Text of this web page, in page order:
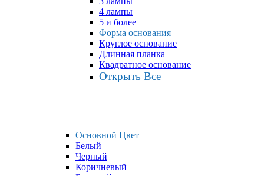
4 лампы
5 и более
Форма основания
Круглое основание
Длинная планка
Квадратное основание
Открыть Все
Основной Цвет
Белый
Черный
Коричневый